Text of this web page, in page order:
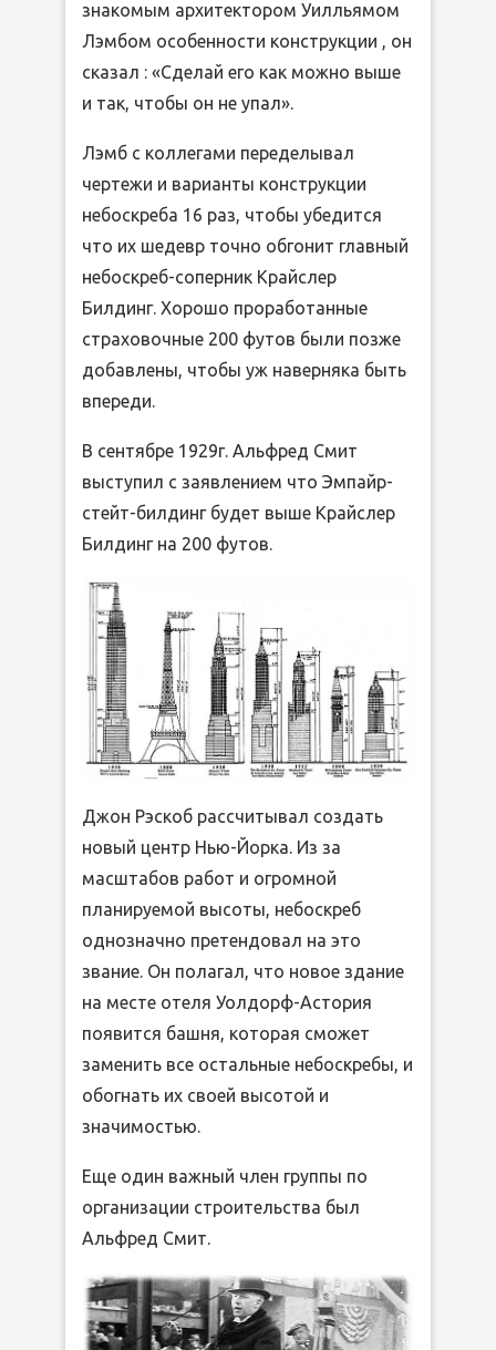
знакомым архитектором Уилльямом
Лэмбом особенности конструкции , он
сказал : «Сделай его как можно выше
и так, чтобы он не упал».
Лэмб с коллегами переделывал
чертежи и варианты конструкции
небоскреба 16 раз, чтобы убедится
что их шедевр точно обгонит главный
небоскреб-соперник Крайслер
Билдинг. Хорошо проработанные
страховочные 200 футов были позже
добавлены, чтобы уж наверняка быть
впереди.
В сентябре 1929г. Альфред Смит
выступил с заявлением что Эмпайр-
стейт-билдинг будет выше Крайслер
Билдинг на 200 футов.
Джон Рэскоб рассчитывал создать
новый центр Нью-Йорка. Из за
масштабов работ и огромной
планируемой высоты, небоскреб
однозначно претендовал на это
звание. Он полагал, что новое здание
на месте отеля Уолдорф-Астория
появится башня, которая сможет
заменить все остальные небоскребы, и
обогнать их своей высотой и
значимостью.
Еще один важный член группы по
организации строительства был
Альфред Смит.